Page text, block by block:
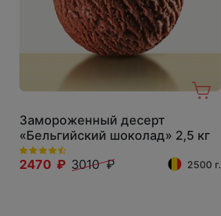
Замороженный десерт
«Бельгийский шоколад» 2,5 кг
2470 ₽ 3010 ₽ 2500 г.